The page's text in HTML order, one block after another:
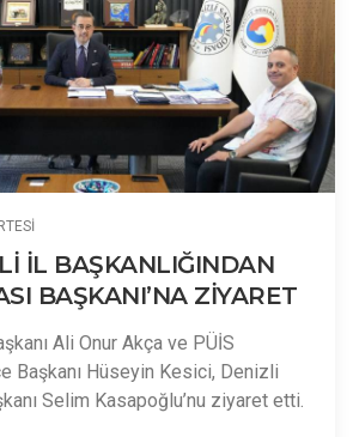
İL BAŞKANLIĞINDAN
BAŞKANI’NA ZİYARET
Ali Onur Akça ve PÜİS
Başkanı Hüseyin Kesici, Denizli
Selim Kasapoğlu’nu ziyaret etti.